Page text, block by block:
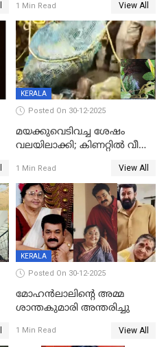
സെന്ററിലെ അധ്യാപകന്‍
മർദിച്ചതായി പരാതി
1 Min Read View All
KERALA
Posted On 30-12-2025
മയക്കുവെടിവച്ച ശേഷം
വലയിലാക്കി; കിണറ്റിൽ വീണ
1 Min Read View All
KERALA
Posted On 30-12-2025
മോഹന്‍ലാലിന്‍റെ അമ്മ
ശാന്തകുമാരി അന്തരിച്ചു
1 Min Read View All